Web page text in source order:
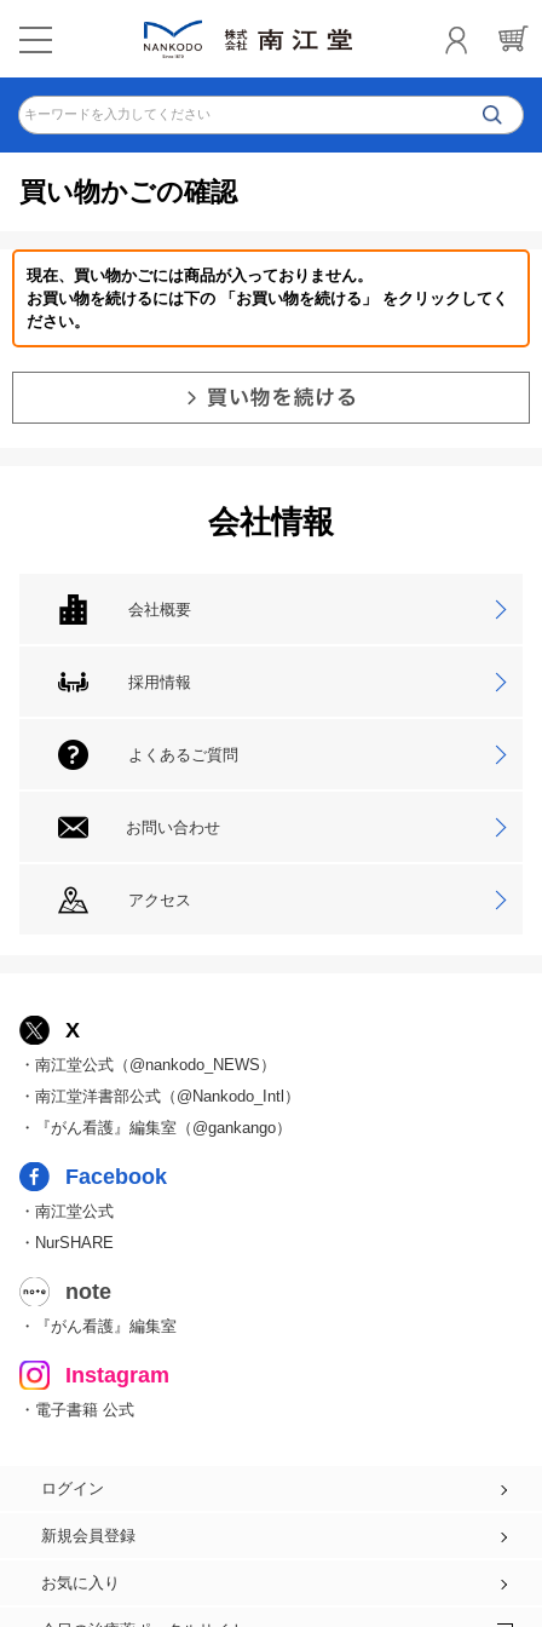
キーワードを入力してください
買い物かごの確認
現在、買い物かごには商品が入っておりません。
お買い物を続けるには下の 「お買い物を続ける」 をクリックしてく
ださい。
会社情報
会社概要
採用情報
よくあるご質問
お問い合わせ
アクセス
X
・南江堂公式（@nankodo_NEWS）
・南江堂洋書部公式（@Nankodo_Intl）
・『がん看護』編集室（@gankango）
Facebook
・南江堂公式
・NurSHARE
note
・『がん看護』編集室
Instagram
・電子書籍 公式
ログイン
新規会員登録
お気に入り